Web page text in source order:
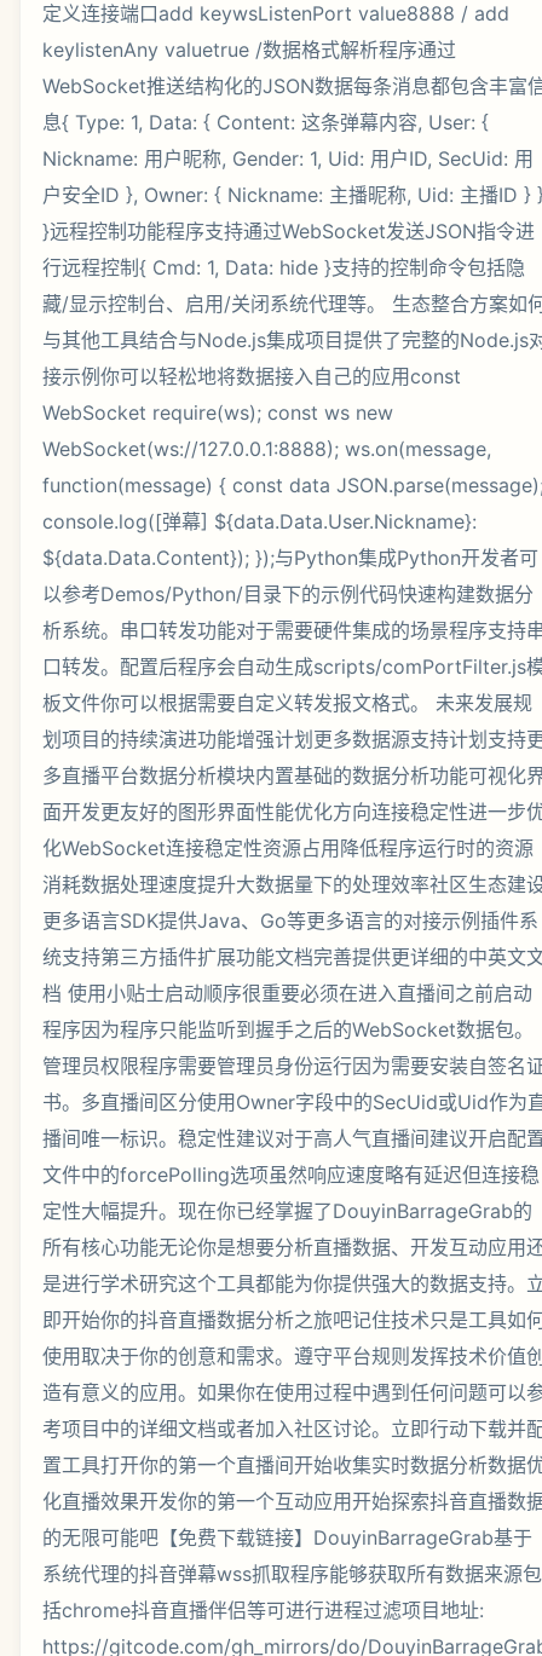
定义连接端口add keywsListenPort value8888 / add
keylistenAny valuetrue /数据格式解析程序通过
WebSocket推送结构化的JSON数据每条消息都包含丰富
息{ Type: 1, Data: { Content: 这条弹幕内容, User: {
Nickname: 用户昵称, Gender: 1, Uid: 用户ID, SecUid: 用
户安全ID }, Owner: { Nickname: 主播昵称, Uid: 主播ID }
}远程控制功能程序支持通过WebSocket发送JSON指令进
行远程控制{ Cmd: 1, Data: hide }支持的控制命令包括隐
藏/显示控制台、启用/关闭系统代理等。 生态整合方案如
与其他工具结合与Node.js集成项目提供了完整的Node.js
接示例你可以轻松地将数据接入自己的应用const
WebSocket require(ws); const ws new
WebSocket(ws://127.0.0.1:8888); ws.on(message,
function(message) { const data
console.log([弹幕] ${data.Data.User.Nickname}:
${data.Data.Content}); });与Python集成Python开发者可
以参考Demos/Python/目录下的示例代码快速构建数据分
析系统。串口转发功能对于需要硬件集成的场景程序支持
口转发。配置后程序会自动生成scripts/comPortFilter.js
板文件你可以根据需要自定义转发报文格式。 未来发展规
划项目的持续演进功能增强计划更多数据源支持计划支持
多直播平台数据分析模块内置基础的数据分析功能可视化
面开发更友好的图形界面性能优化方向连接稳定性进一步
化WebSocket连接稳定性资源占用降低程序运行时的资源
消耗数据处理速度提升大数据量下的处理效率社区生态建
更多语言SDK提供Java、Go等更多语言的对接示例插件系
统支持第三方插件扩展功能文档完善提供更详细的中英文
档 使用小贴士启动顺序很重要必须在进入直播间之前启动
程序因为程序只能监听到握手之后的WebSocket数据包。
管理员权限程序需要管理员身份运行因为需要安装自签名
书。多直播间区分使用Owner字段中的SecUid或Uid作为
播间唯一标识。稳定性建议对于高人气直播间建议开启配
文件中的forcePolling选项虽然响应速度略有延迟但连接稳
定性大幅提升。现在你已经掌握了DouyinBarrageGrab的
所有核心功能无论你是想要分析直播数据、开发互动应用
是进行学术研究这个工具都能为你提供强大的数据支持。
即开始你的抖音直播数据分析之旅吧记住技术只是工具如
使用取决于你的创意和需求。遵守平台规则发挥技术价值
造有意义的应用。如果你在使用过程中遇到任何问题可以
考项目中的详细文档或者加入社区讨论。立即行动下载并
置工具打开你的第一个直播间开始收集实时数据分析数据
化直播效果开发你的第一个互动应用开始探索抖音直播数
的无限可能吧【免费下载链接】DouyinBarrageGrab基于
系统代理的抖音弹幕wss抓取程序能够获取所有数据来源包
括chrome抖音直播伴侣等可进行进程过滤项目地址:
https://gitcode.com/gh_mirrors/do/